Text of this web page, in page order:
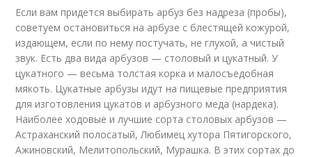
Если вам придется выбирать арбуз без надреза (пробы),
‎советуем остановиться на арбузе с блестящей кожурой,
‎издающем, если по нему постучать, не глухой, а чистый
звук. ‎Есть два вида арбузов — столовый и цукатный. У
цукатного ‎‎— весьма толстая корка и малосъедобная
мякоть. Цукатные ‎арбузы идут на пищевые предприятия
для изготовления ‎цукатов и арбузного меда (нардека).
Наиболее ходовые и ‎лучшие сорта столовых арбузов —
Астраханский полосатый, ‎Любимец хутора Пятигорского,
Ажиновский, ‎Мелитопольский, Мурашка. В этих сортах до